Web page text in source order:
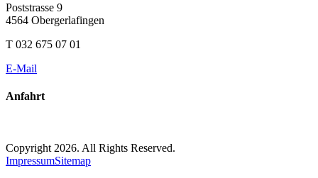
Poststrasse 9
4564 Obergerlafingen
T 032 675 07 01
E-Mail
Anfahrt
Copyright 2026. All Rights Reserved.
ImpressumSitemap